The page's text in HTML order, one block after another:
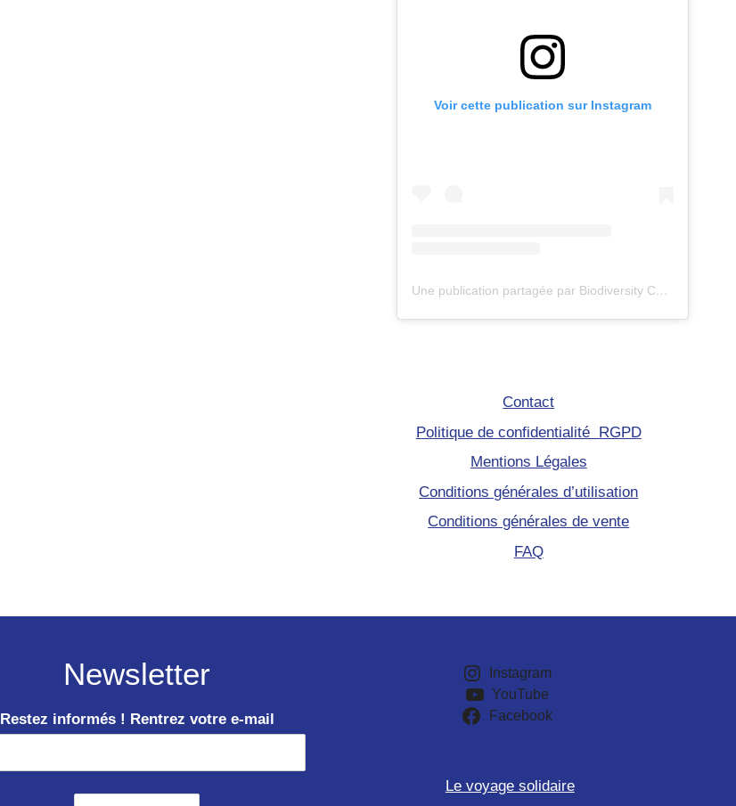
Voir cette publication sur Instagram
Une publication partagée par Biodiversity Care (@eco.volontaire)
Contact
Politique de confidentialité RGPD
Mentions Légales
Conditions générales d’utilisation
Conditions générales de vente
FAQ
Newsletter
Restez informés ! Rentrez votre e-mail
Instagram
YouTube
Facebook
Le voyage solidaire